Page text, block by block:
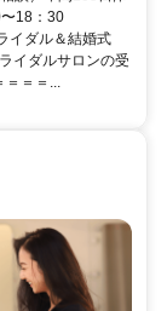
18：30
イダル＆結婚式
イダルサロンの受
＝＝＝...